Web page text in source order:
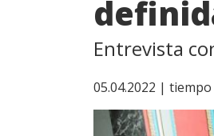
Entrevista
05.04.2022 | tiempo